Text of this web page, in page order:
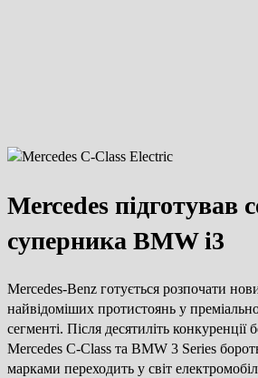
Mercedes підготував
суперника BMW i3
Mercedes-Benz готується розпочати
найвідоміших протистоянь у
сегменті. Після десятиліть конкуренції
Mercedes C-Class та BMW 3 Series
марками переходить у світ